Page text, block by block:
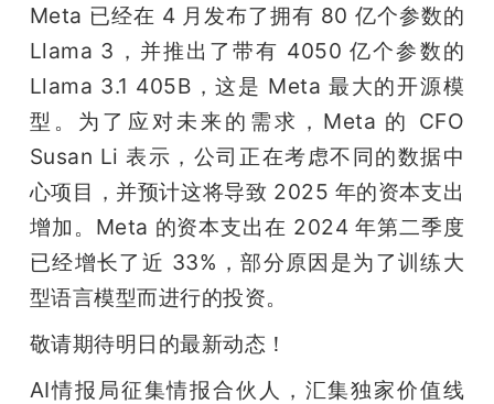
Meta 已经在 4 月发布了拥有 80 亿个参数的
Llama 3，并推出了带有 4050 亿个参数的
Llama 3.1 405B，这是 Meta 最大的开源模
型。为了应对未来的需求，Meta 的 CFO
Susan Li 表示，公司正在考虑不同的数据中
心项目，并预计这将导致 2025 年的资本支出
增加。Meta 的资本支出在 2024 年第二季度
已经增长了近 33%，部分原因是为了训练大
型语言模型而进行的投资。
敬请期待明日的最新动态！
AI情报局征集情报合伙人，汇集独家价值线